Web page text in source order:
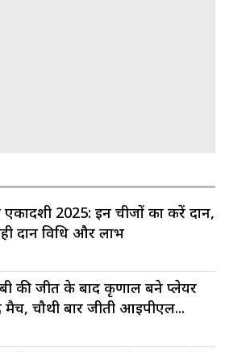
एकादशी 2025: इन चीजों का करें दान,
दान विधि और लाभ
की जीत के बाद कृणाल बने प्लेयर
चौथी बार जीती आईपीएल...